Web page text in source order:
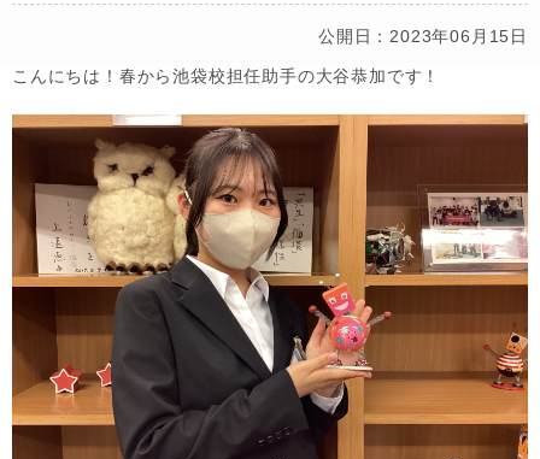
公開日：2023年06月15日
こんにちは！春から池袋校担任助手の大谷恭加です！